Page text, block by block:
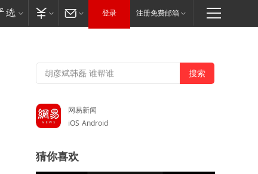
登录 注册免费邮箱
网易新闻
iOS Android
猜你喜欢